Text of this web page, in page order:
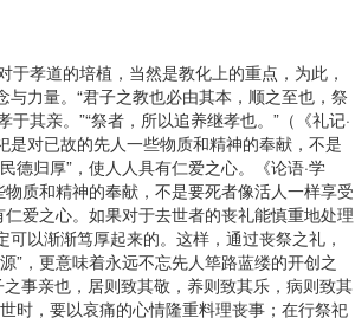
孝道的培植，当然是教化上的重点，为此，
力量。“君子之教也必由其本，顺之至也，祭
其亲。”“祭者，所以追养继孝也。”（《礼记·
是对已故的先人一些物质和精神的奉献，不是
德归厚”，使人人具有仁爱之心。《论语·学
质和精神的奉献，不是要死者像活人一样享受
爱之心。如果对于去世者的丧礼能慎重地处理
以渐渐笃厚起来的。这样，通过丧祭之礼，
”，更意味着永远不忘先人筚路蓝缕的开创之
事亲也，居则致其敬，养则致其乐，病则致其
时，要以哀痛的心情隆重料理丧事；在行祭祀